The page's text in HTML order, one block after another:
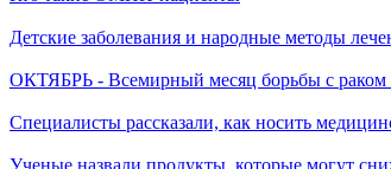
Детские заболевания и народные методы
ОКТЯБРЬ - Всемирный месяц борьбы с раком
Специалисты рассказали, как носить
Ученые назвали продукты, которые могут